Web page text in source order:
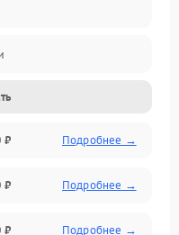
₽ Подробнее →
₽ Подробнее →
₽ Подробнее →